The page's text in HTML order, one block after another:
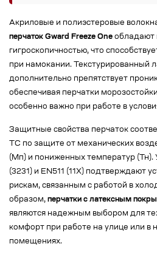
Акриловые и полиэстеровые
перчаток Gward Freeze One обладают
гигроскопичностью, что
при намокании. Текстурированный
дополнительно препятствует
обеспечивая перчатки
особенно важно при работе в
Защитные свойства перчаток
ТС по защите от механических
(Мп) и пониженных температур (Тн).
(3231) и EN511 (11X) подтверждают
рискам, связанным с работой в
образом, перчатки с латексным
являются надежным выбором для
комфорт при работе на улице или в
помещениях.